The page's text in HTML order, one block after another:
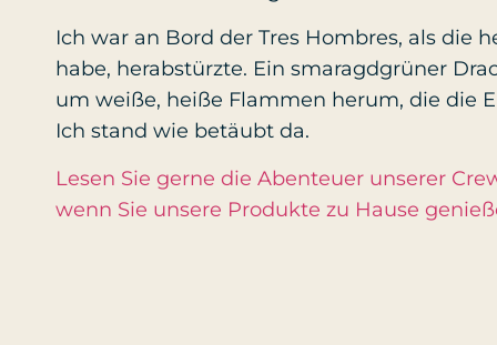
Ich war an Bord der Tres Hombres, als die
habe, herabstürzte. Ein smaragdgrüner
um weiße, heiße Flammen herum, die die
Ich stand wie betäubt da.
Lesen Sie gerne die Abenteuer unserer
wenn Sie unsere Produkte zu Hause